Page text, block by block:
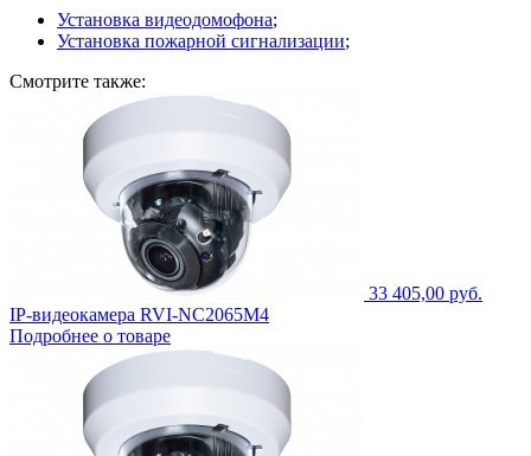
Установка видеодомофона;
Установка пожарной сигнализации;
Смотрите также:
33 405,00 руб.
IP-видеокамера RVI-NC2065M4
Подробнее о товаре